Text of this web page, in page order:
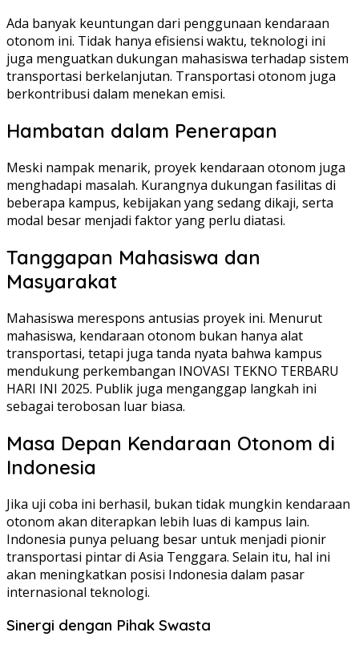
Ada banyak keuntungan dari penggunaan kendaraan
otonom ini. Tidak hanya efisiensi waktu, teknologi ini
juga menguatkan dukungan mahasiswa terhadap sistem
transportasi berkelanjutan. Transportasi otonom juga
berkontribusi dalam menekan emisi.
Hambatan dalam Penerapan
Meski nampak menarik, proyek kendaraan otonom juga
menghadapi masalah. Kurangnya dukungan fasilitas di
beberapa kampus, kebijakan yang sedang dikaji, serta
modal besar menjadi faktor yang perlu diatasi.
Tanggapan Mahasiswa dan
Masyarakat
Mahasiswa merespons antusias proyek ini. Menurut
mahasiswa, kendaraan otonom bukan hanya alat
transportasi, tetapi juga tanda nyata bahwa kampus
mendukung perkembangan INOVASI TEKNO TERBARU
HARI INI 2025. Publik juga menganggap langkah ini
sebagai terobosan luar biasa.
Masa Depan Kendaraan Otonom di
Indonesia
Jika uji coba ini berhasil, bukan tidak mungkin kendaraan
otonom akan diterapkan lebih luas di kampus lain.
Indonesia punya peluang besar untuk menjadi pionir
transportasi pintar di Asia Tenggara. Selain itu, hal ini
akan meningkatkan posisi Indonesia dalam pasar
internasional teknologi.
Sinergi dengan Pihak Swasta